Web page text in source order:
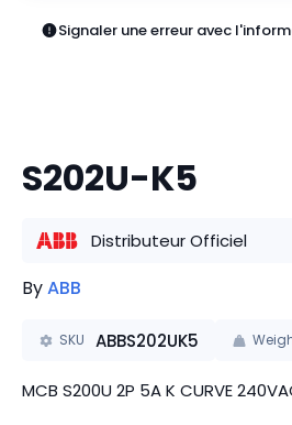
Signaler une erreur avec
S202U-K5
Distributeur Officiel
ByABB
SKU ABBS202UK5
MCB S200U 2P 5A K CURVE